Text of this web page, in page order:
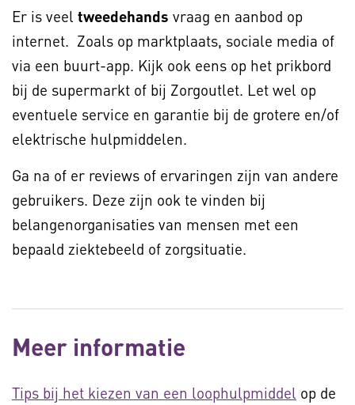
Er is veel tweedehands vraag en aanbod op
internet. Zoals op marktplaats, sociale media of
via een buurt-app. Kijk ook eens op het prikbord
bij de supermarkt of bij Zorgoutlet. Let wel op
eventuele service en garantie bij de grotere en/of
elektrische hulpmiddelen.
Ga na of er reviews of ervaringen zijn van andere
gebruikers. Deze zijn ook te vinden bij
belangenorganisaties van mensen met een
bepaald ziektebeeld of zorgsituatie.
Meer informatie
Tips bij het kiezen van een loophulpmiddel op de